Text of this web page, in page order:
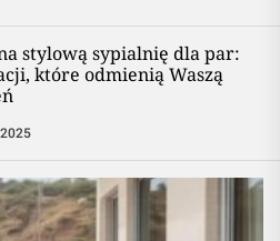
stylową sypialnię dla par:
które odmienią Waszą